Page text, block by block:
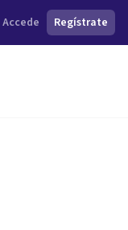
Accede Regístrate